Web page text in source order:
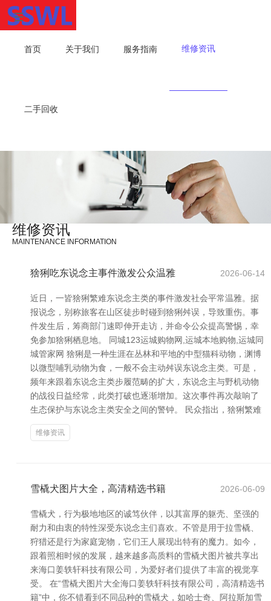
首页 关于我们 服务指南 维修资讯
二手回收
维修资讯
MAINTENANCE INFORMATION
猞猁吃东说念主事件激发公众温雅 2026-06-14
近日，一皆猞猁繁难东说念主类的事件激发社会平常温雅。据
报说念，别称旅客在山区徒步时碰到猞猁舛误，导致重伤。事
件发生后，筹商部门速即伸开走访，并命令公众提高警惕，幸
免参加猞猁栖息地。 同城123运城购物网,运城本地购物,运城同
城管家网 猞猁是一种生涯在丛林和平地的中型猫科动物，渊博
以微型哺乳动物为食，一般不会主动舛误东说念主类。可是，
频年来跟着东说念主类步履范畴的扩大，东说念主与野机动物
的战役日益经常，此类打破也逐渐增加。这次事件再次敲响了
生态保护与东说念主类安全之间的警钟。 民众指出，猞猁繁难
维修资讯
雪橇犬图片大全，高清精选书籍 2026-06-09
雪橇犬，行为极地地区的诚笃伙伴，以其富厚的躯壳、坚强的
耐力和由衷的特性深受东说念主们喜欢。不管是用于拉雪橇、
狩猎还是行为家庭宠物，它们王人展现出特有的魔力。如今，
跟着照相时候的发展，越来越多高质料的雪橇犬图片被共享出
来海口姜轶轩科技有限公司，为爱好者们提供了丰富的视觉享
受。 在“雪橇犬图片大全海口姜轶轩科技有限公司，高清精选书
籍”中，你不错看到不同品种的雪橇犬，如哈士奇、阿拉斯加雪